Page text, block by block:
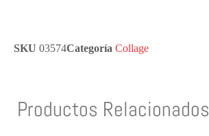
SKU 03574Categoría Collage
Productos Relacionados